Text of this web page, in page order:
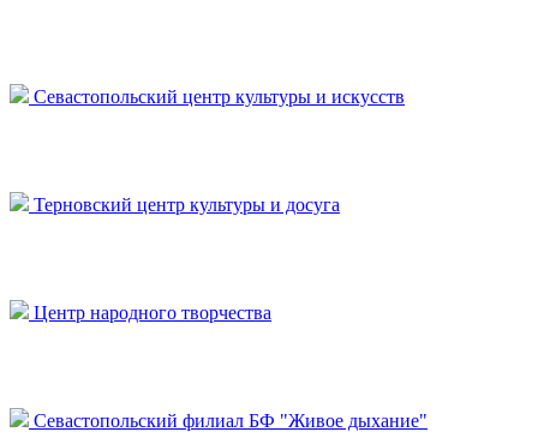
Севастопольский центр культуры и искусств
Терновский центр культуры и досуга
Центр народного творчества
Севастопольский филиал БФ "Живое дыхание"